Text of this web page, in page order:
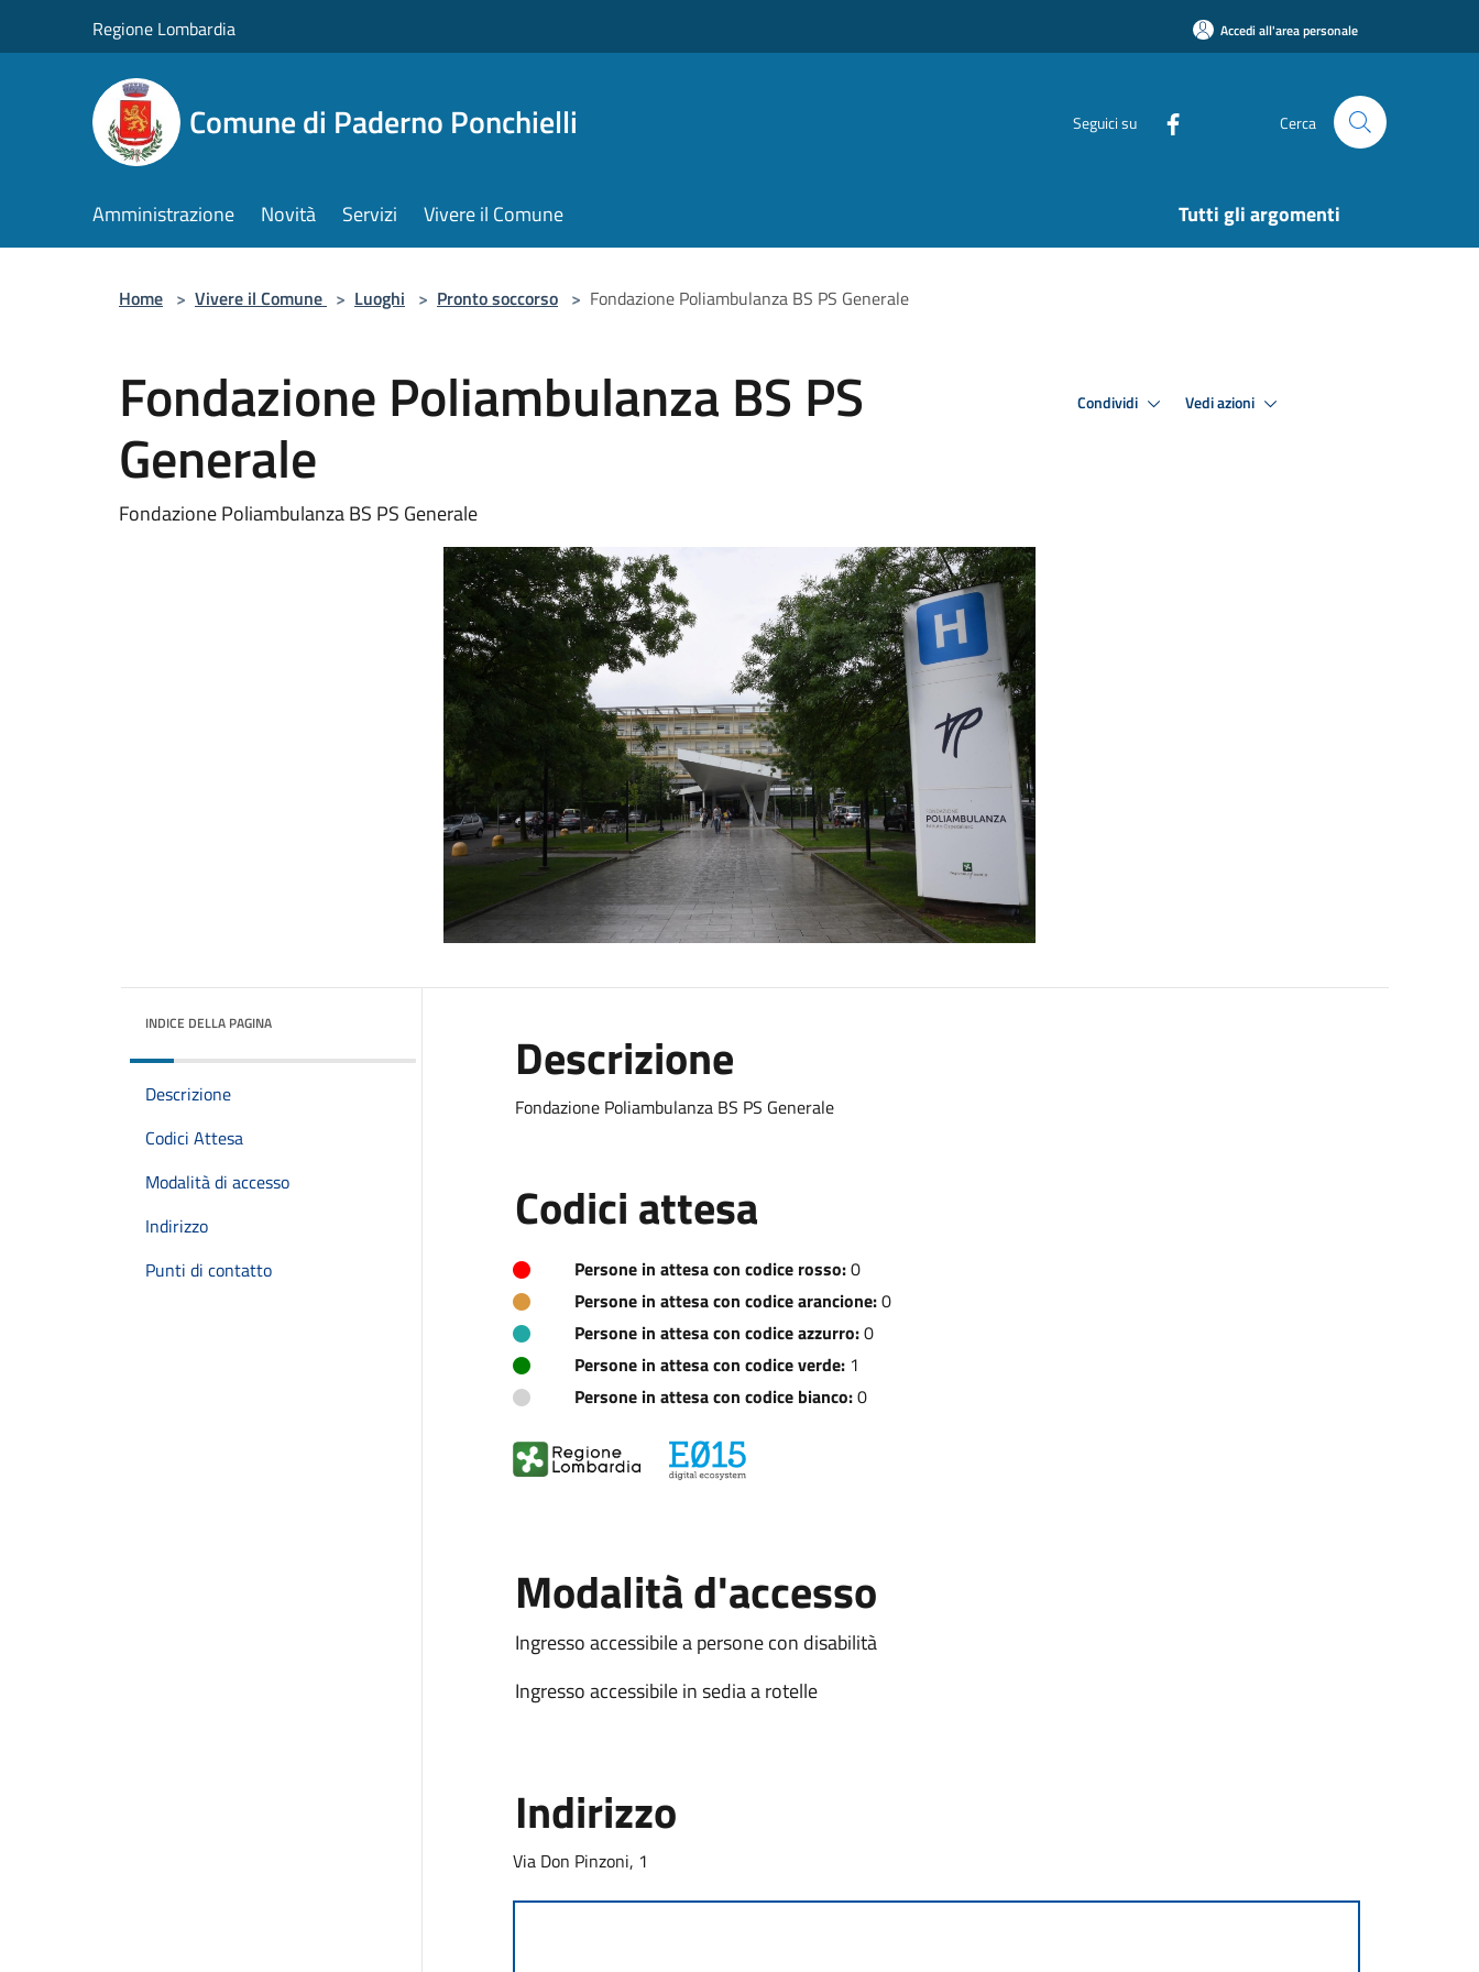
Regione Lombardia Accedi all'area personale
Comune di Paderno Ponchielli Seguici su Cerca
Amministrazione Novità Servizi Vivere il Comune Tutti gli argomenti
Home > Vivere il Comune > Luoghi > Pronto soccorso > Fondazione Poliambulanza BS PS Generale
Fondazione Poliambulanza BS PS
Generale
Fondazione Poliambulanza BS PS Generale
Condividi Vedi azioni
INDICE DELLA PAGINA
Descrizione
Codici Attesa
Modalità di accesso
Indirizzo
Punti di contatto
Descrizione
Fondazione Poliambulanza BS PS Generale
Codici attesa
Persone in attesa con codice rosso:0
Persone in attesa con codice arancione:0
Persone in attesa con codice azzurro:0
Persone in attesa con codice verde:1
Persone in attesa con codice bianco:0
Modalità d'accesso
Ingresso accessibile a persone con disabilità
Ingresso accessibile in sedia a rotelle
Indirizzo
Via Don Pinzoni, 1